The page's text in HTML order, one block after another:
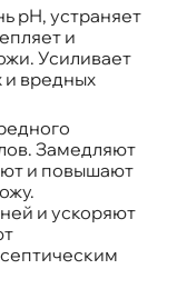
рН, устраняет
и
Усиливает
и вредных
Замедляют
и повышают
и ускоряют